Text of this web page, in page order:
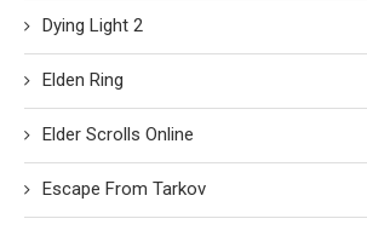
Dying Light 2
Elden Ring
Elder Scrolls Online
Escape From Tarkov